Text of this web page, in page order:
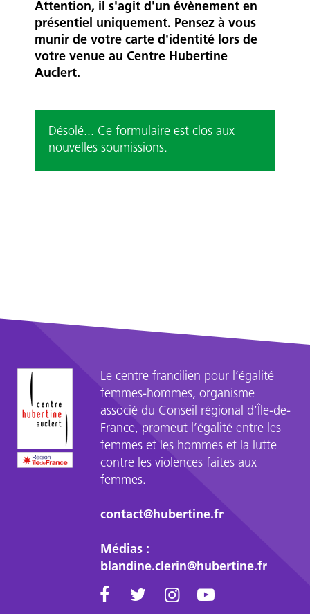
Attention, il s'agit d'un évènement en
présentiel uniquement. Pensez à vous
munir de votre carte d'identité lors de
votre venue au Centre Hubertine
Auclert.
Message
d'état
Désolé... Ce formulaire est clos aux
nouvelles soumissions.
Le centre francilien pour l’égalité
femmes-hommes, organisme
associé du Conseil régional d’Île-de-
France, promeut l’égalité entre les
femmes et les hommes et la lutte
contre les violences faites aux
femmes.
contact@hubertine.fr
Médias :
blandine.clerin@hubertine.fr